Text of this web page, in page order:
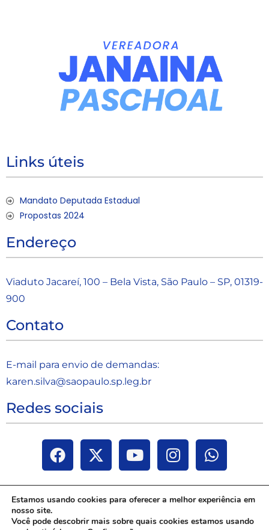
Links úteis
Mandato Deputada Estadual
Propostas 2024
Endereço
Viaduto Jacareí, 100 – Bela Vista, São Paulo – SP, 01319-
900
Contato
E-mail para envio de demandas:
karen.silva@saopaulo.sp.leg.br
Redes sociais
Estamos usando cookies para oferecer a melhor experiência em
nosso site.
Você pode descobrir mais sobre quais cookies estamos usando